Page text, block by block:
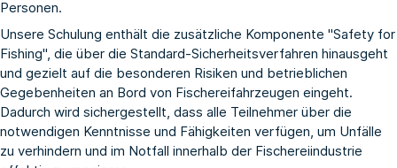
Personen.
Unsere Schulung enthält die zusätzliche Komponente "Safety for
Fishing", die über die Standard-Sicherheitsverfahren hinausgeht
und gezielt auf die besonderen Risiken und betrieblichen
Gegebenheiten an Bord von Fischereifahrzeugen eingeht.
Dadurch wird sichergestellt, dass alle Teilnehmer über die
notwendigen Kenntnisse und Fähigkeiten verfügen, um Unfälle
zu verhindern und im Notfall innerhalb der Fischereiindustrie